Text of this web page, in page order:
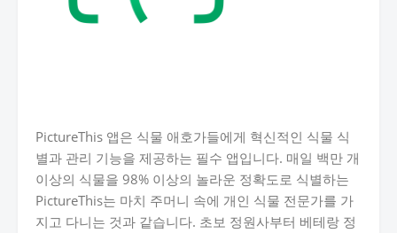
PictureThis 앱은 식물 애호가들에게 혁신적인 식물 식
별과 관리 기능을 제공하는 필수 앱입니다. 매일 백만 개
이상의 식물을 98% 이상의 놀라운 정확도로 식별하는
PictureThis는 마치 주머니 속에 개인 식물 전문가를 가
지고 다니는 것과 같습니다. 초보 정원사부터 베테랑 정